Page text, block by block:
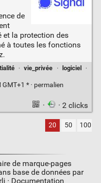
de
la protection des
à toutes les fonctions
· vie_privée · logiciel
·
* · permalien
· · 2 clicks
20 50 100
de marque-pages
base de données par
· Documentation